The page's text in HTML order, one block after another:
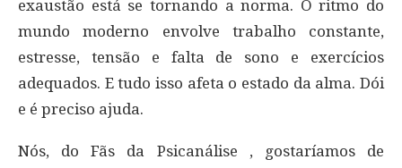
exaustão está se tornando a norma. O ritmo do
mundo moderno envolve trabalho constante,
estresse, tensão e falta de sono e exercícios
adequados. E tudo isso afeta o estado da alma. Dói
e é preciso ajuda.
Nós, do Fãs da Psicanálise , gostaríamos de